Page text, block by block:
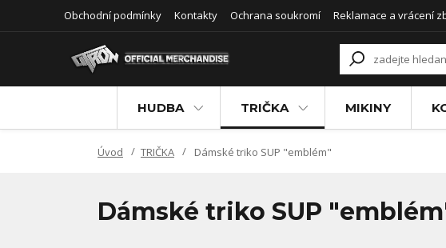
Obchodní podmínky Kontakty Ochrana soukromí Reklamace a vrácení
HUDBA TRIČKA MIKINY
Úvod TRIČKA Dámské triko SUP "emblém"
Dámské triko SUP